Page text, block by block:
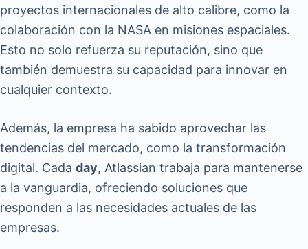
proyectos internacionales de alto calibre, como la
colaboración con la NASA en misiones espaciales.
Esto no solo refuerza su reputación, sino que
también demuestra su capacidad para innovar en
cualquier contexto.
Además, la empresa ha sabido aprovechar las
tendencias del mercado, como la transformación
digital. Cada day, Atlassian trabaja para mantenerse
a la vanguardia, ofreciendo soluciones que
responden a las necesidades actuales de las
empresas.